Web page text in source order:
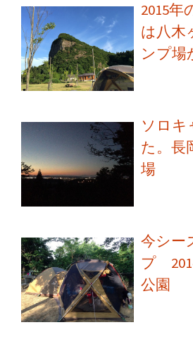
2015年
は八木
ンプ場
ソロキ
た。長
場
今シー
プ
公園